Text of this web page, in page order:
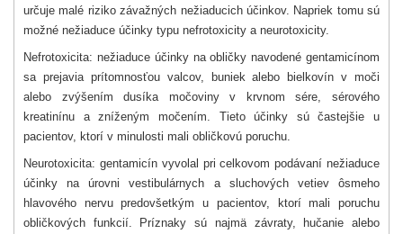
určuje malé riziko závažných nežiaducich účinkov. Napriek tomu sú
možné nežiaduce účinky typu nefrotoxicity a neurotoxicity.
Nefrotoxicita: nežiaduce účinky na obličky navodené gentamicínom
sa prejavia prítomnosťou valcov, buniek alebo bielkovín v moči
alebo zvýšením dusíka močoviny v krvnom sére, sérového
kreatinínu a zníženým močením. Tieto účinky sú častejšie u
pacientov, ktorí v minulosti mali obličkovú poruchu.
Neurotoxicita: gentamicín vyvolal pri celkovom podávaní nežiaduce
účinky na úrovni vestibulárnych a sluchových vetiev ôsmeho
hlavového nervu predovšetkým u pacientov, ktorí mali poruchu
obličkových funkcií. Príznaky sú najmä závraty, hučanie alebo